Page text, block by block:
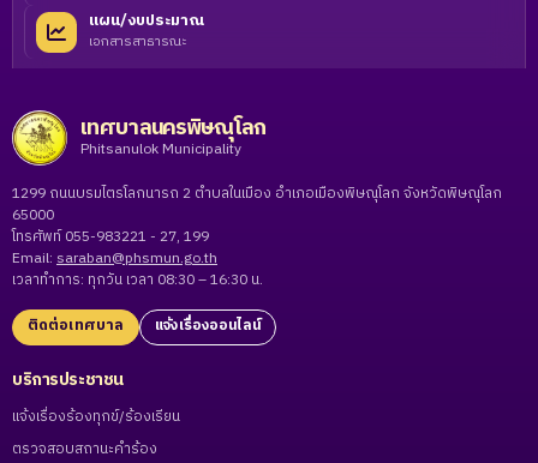
แผน/งบประมาณ
เอกสารสาธารณะ
เทศบาลนครพิษณุโลก
Phitsanulok Municipality
1299 ถนนบรมไตรโลกนารถ 2 ตำบลในเมือง อำเภอเมืองพิษณุโลก จังหวัดพิษณุโลก
65000
โทรศัพท์ 055-983221 - 27, 199
Email: saraban@phsmun.go.th
เวลาทำการ: ทุกวัน เวลา 08:30 – 16:30 น.
ติดต่อเทศบาล แจ้งเรื่องออนไลน์
บริการประชาชน
แจ้งเรื่องร้องทุกข์/ร้องเรียน
ตรวจสอบสถานะคำร้อง